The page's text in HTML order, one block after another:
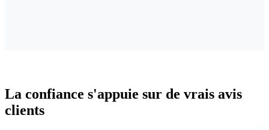
La confiance s'appuie sur de vrais avis
clients